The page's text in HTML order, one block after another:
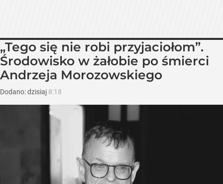
„Tego się nie robi przyjaciołom”.
Środowisko w żałobie po śmierci
Andrzeja Morozowskiego
Dodano:dzisiaj 8:18